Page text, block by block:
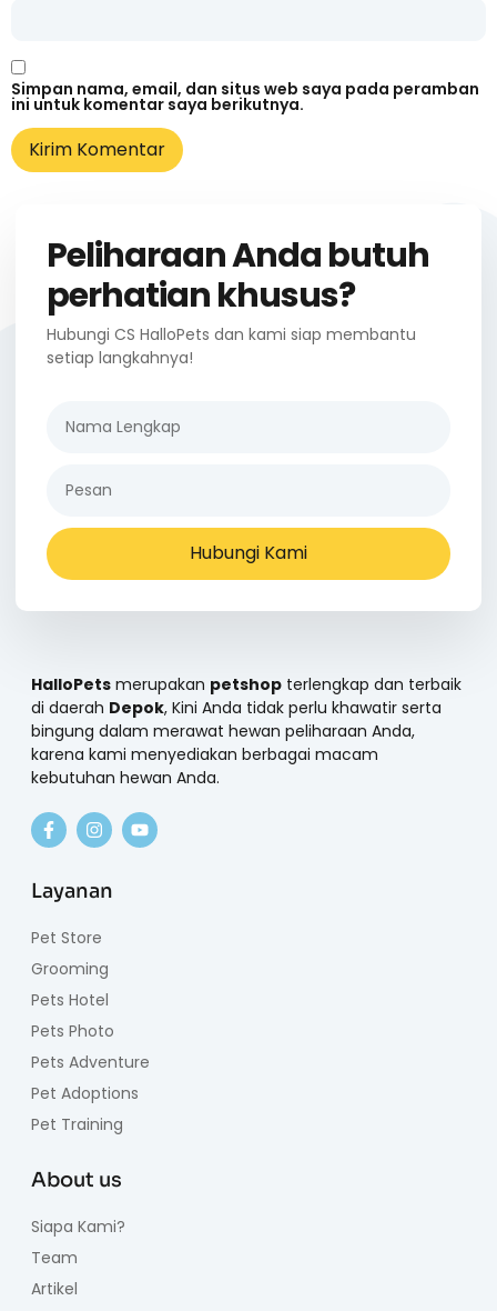
Simpan nama, email, dan situs web saya pada peramban
ini untuk komentar saya berikutnya.
Peliharaan Anda butuh
perhatian khusus?
Hubungi CS HalloPets dan kami siap membantu
setiap langkahnya!
Hubungi Kami
HalloPets merupakan petshop terlengkap dan terbaik
di daerah Depok, Kini Anda tidak perlu khawatir serta
bingung dalam merawat hewan peliharaan Anda,
karena kami menyediakan berbagai macam
kebutuhan hewan Anda.
Layanan
Pet Store
Grooming
Pets Hotel
Pets Photo
Pets Adventure
Pet Adoptions
Pet Training
About us
Siapa Kami?
Team
Artikel